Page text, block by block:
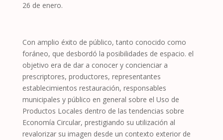
26 de enero.
Con amplio éxito de público, tanto conocido como
foráneo, que desbordó la posibilidades de espacio. el
objetivo era de dar a conocer y concienciar a
prescriptores, productores, representantes
establecimientos restauración, responsables
municipales y público en general sobre el Uso de
Productos Locales dentro de las tendencias sobre
Economía Circular, prestigiando su utilización al
revalorizar su imagen desde un contexto exterior de